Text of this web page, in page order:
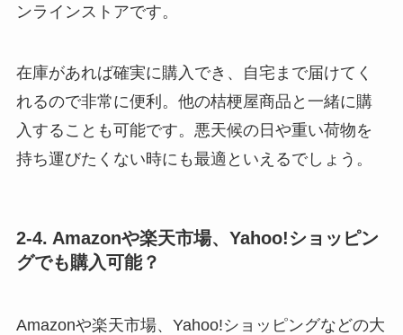
ンラインストアです。
在庫があれば確実に購入でき、自宅まで届けてく
れるので非常に便利。他の桔梗屋商品と一緒に購
入することも可能です。悪天候の日や重い荷物を
持ち運びたくない時にも最適といえるでしょう。
2-4. Amazonや楽天市場、Yahoo!ショッピン
グでも購入可能？
Amazonや楽天市場、Yahoo!ショッピングなどの大